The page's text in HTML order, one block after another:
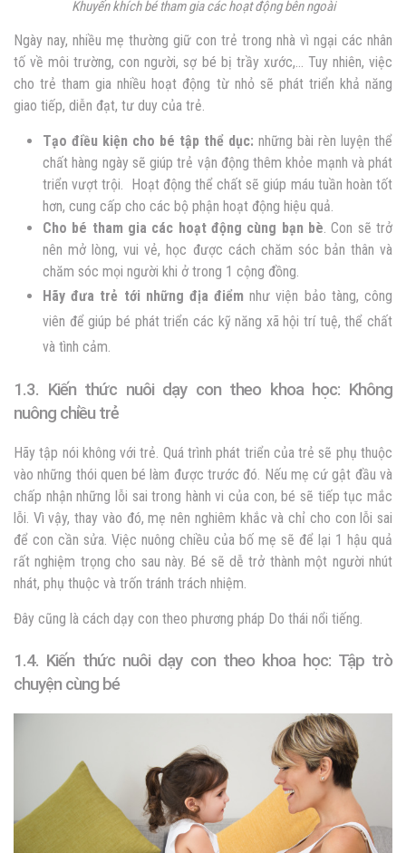
Khuyến khích bé tham gia các hoạt động bên ngoài
Ngày nay, nhiều mẹ thường giữ con trẻ trong nhà vì ngại các nhân
tố về môi trường, con người, sợ bé bị trầy xước,… Tuy nhiên, việc
cho trẻ tham gia nhiều hoạt động từ nhỏ sẽ phát triển khả năng
giao tiếp, diễn đạt, tư duy của trẻ.
Tạo điều kiện cho bé tập thể dục: những bài rèn luyện thể
chất hàng ngày sẽ giúp trẻ vận động thêm khỏe mạnh và phát
triển vượt trội. Hoạt động thể chất sẽ giúp máu tuần hoàn tốt
hơn, cung cấp cho các bộ phận hoạt động hiệu quả.
Cho bé tham gia các hoạt động cùng bạn bè. Con sẽ trở
nên mở lòng, vui vẻ, học được cách chăm sóc bản thân và
chăm sóc mọi người khi ở trong 1 cộng đồng.
Hãy đưa trẻ tới những địa điểm như viện bảo tàng, công
viên để giúp bé phát triển các kỹ năng xã hội trí tuệ, thể chất
và tình cảm.
1.3. Kiến thức nuôi dạy con theo khoa học: Không
nuông chiều trẻ
Hãy tập nói không với trẻ. Quá trình phát triển của trẻ sẽ phụ thuộc
vào những thói quen bé làm được trước đó. Nếu mẹ cứ gật đầu và
chấp nhận những lỗi sai trong hành vi của con, bé sẽ tiếp tục mắc
lỗi. Vì vậy, thay vào đó, mẹ nên nghiêm khắc và chỉ cho con lỗi sai
để con cần sửa. Việc nuông chiều của bố mẹ sẽ để lại 1 hậu quả
rất nghiệm trọng cho sau này. Bé sẽ dễ trở thành một người nhút
nhát, phụ thuộc và trốn tránh trách nhiệm.
Đây cũng là cách dạy con theo phương pháp Do thái nổi tiếng.
1.4. Kiến thức nuôi dạy con theo khoa học: Tập trò
chuyện cùng bé